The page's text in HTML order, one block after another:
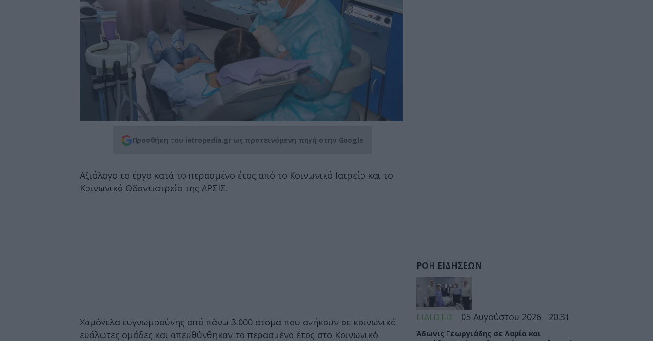
Προσθήκη του iatropedia.gr ως προτεινόμενη πηγή στην Google
Αξιόλογο το έργο κατά το περασμένο έτος από το Κοινωνικό Ιατρείο και το
Κοινωνικό Οδοντιατρείο της ΑΡΣΙΣ.
Χαμόγελα ευγνωμοσύνης από πάνω 3.000 άτομα που ανήκουν σε κοινωνικά
ευάλωτες ομάδες και απευθύνθηκαν το περασμένο έτος στο Κοινωνικό
ΡΟΗ ΕΙΔΗΣΕΩΝ
ΕΙΔΗΣΕΙΣ 05 Αυγούστου 2026 20:31
Άδωνις Γεωργιάδης σε Λαμία και